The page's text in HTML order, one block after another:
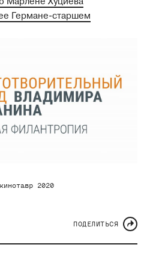
Германе-старшем
кинотавр 2020
ПОДЕЛИТЬСЯ